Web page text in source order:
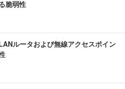
脆弱性
ルータおよび無線アクセスポイン